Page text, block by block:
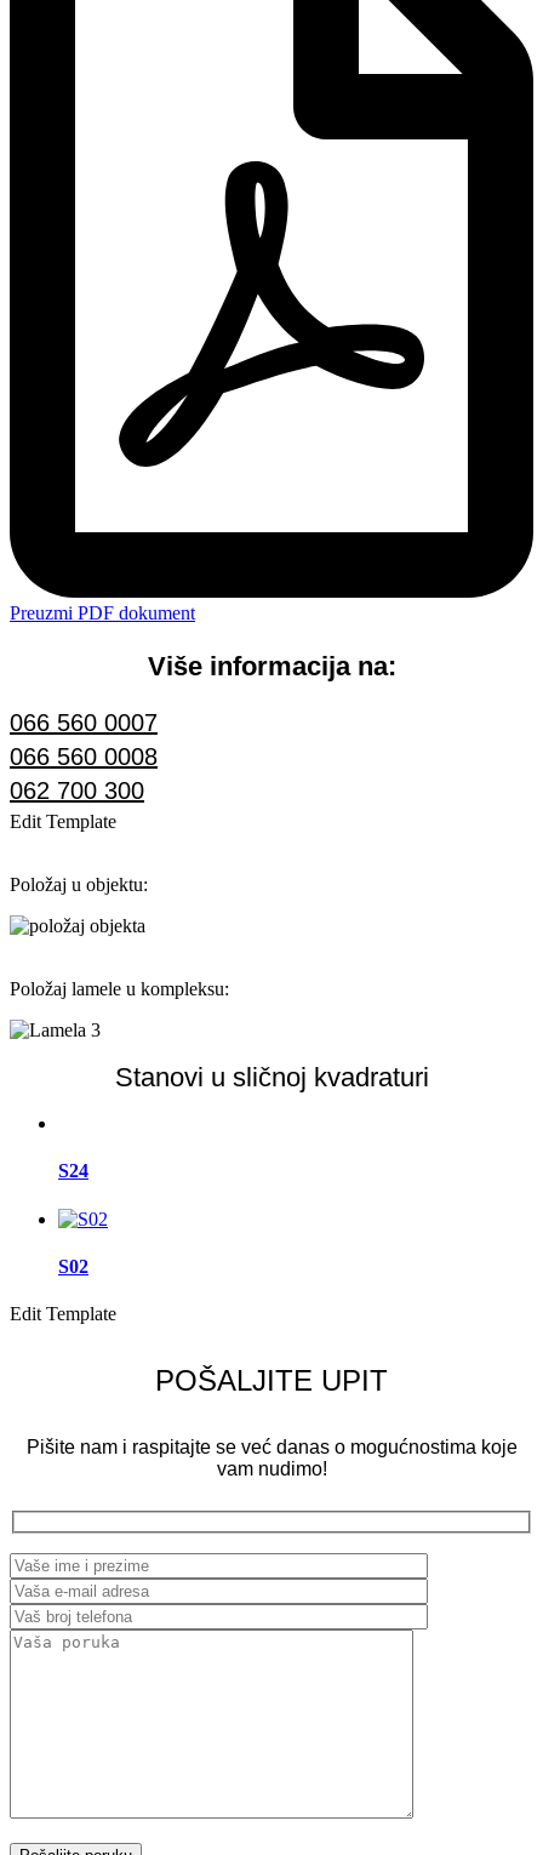
Preuzmi PDF dokument
Više informacija na:
066 560 0007
066 560 0008
062 700 300
Edit Template
Položaj u objektu:
Položaj lamele u kompleksu:
Stanovi u sličnoj kvadraturi
S24
S02
Edit Template
POŠALJITE UPIT
Pišite nam i raspitajte se već danas o mogućnostima koje
vam nudimo!